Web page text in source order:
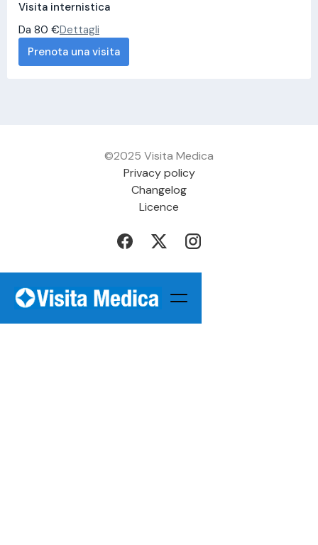
Visita internistica
Da 80 €Dettagli
Prenota una visita
©2025 Visita Medica
Privacy policy
Changelog
Licence